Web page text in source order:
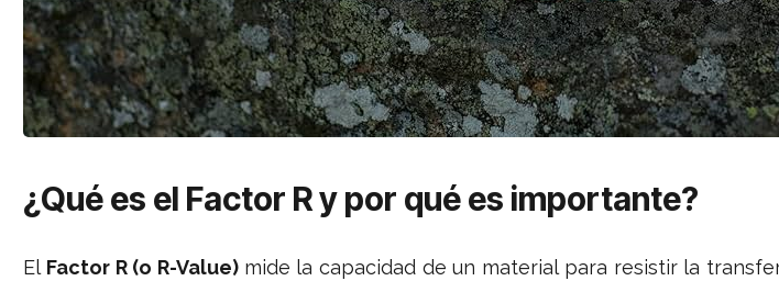
¿Qué es el Factor R y por qué es importante?
El Factor R (o R-Value) mide la capacidad de un material para resistir la